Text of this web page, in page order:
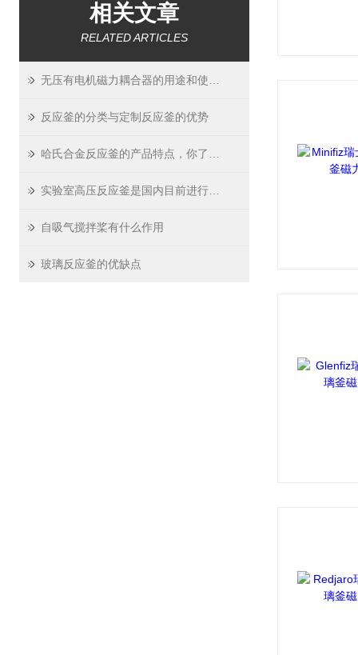
相关文章
RELATED ARTICLES
反应釜的分类与定制反应釜的优势
自吸气搅拌桨有什么作用
玻璃反应釜的优缺点